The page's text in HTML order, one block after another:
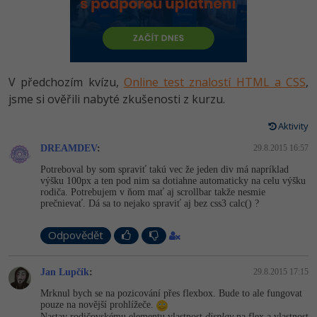
HTML5, CSS3, Bootstrap, SEO
SQL a databáze
Testování a verzování
Spring
ASP.NET MVC
Best practices
JavaScript
Python
UML a návrhové vzory
MySQL/MariaDB
MS-SQL
Vývojář mobilních aplikací
Specialista na AI a bigdata
C# Game developer
Webdesigner
Tester
Systémový administrátor
Grafik / UX/UI návrhář
3D grafik
Projektový manažer
Databázový analytik
Python -80%
JavaScript -80%
PHP
-80%
Swift
Kotlin -80%
-80%
VB.NET
SQL
Návrh SW -80%
Digitální gramotnost
Marketing -30%
WordPress
-30%
UX
Business
-25%
Copywriting -30%
MS Office
-80%
Adobe Illustrator -80%
Adobe Lightroom -30%
Adobe InDesign
Adobe After Effects
V předchozím kvízu, Online test znalostí HTML a CSS,
jsme si ověřili nabyté zkušenosti z kurzu.
Aktivity
DREAMDEV: 29.8.2015 16:57
Potreboval by som spraviť takú vec že jeden div má napríklad
výšku 100px a ten pod nim sa dotiahne automaticky na celu výšku
rodiča. Potrebujem v ňom mať aj scrollbar takže nesmie
prečnievať. Dá sa to nejako spraviť aj bez css3 calc() ?
Odpovědět
Jan Lupčík: 29.8.2015 17:15
Mrknul bych se na pozicování přes flexbox. Bude to ale fungovat
pouze na novější prohlížeče.